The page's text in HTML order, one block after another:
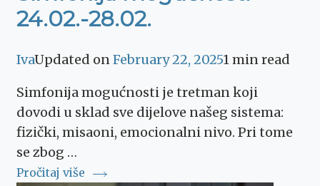
24.02.-28.02.
IvaUpdated on February 22, 20251 min read
Simfonija mogućnosti je tretman koji
dovodi u sklad sve dijelove našeg sistema:
fizički, misaoni, emocionalni nivo. Pri tome
se zbog …
Pročitaj više